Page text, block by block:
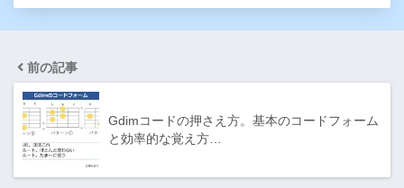
前の記事
Gdimコードの押さえ方。基本のコードフォーム
と効率的な覚え方…